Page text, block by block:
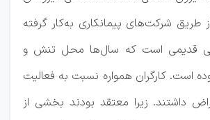
طریق شرکت‌های پیمانکاری به‌کار گرفته
قدیمی است که سال‌ها محل تنش و
است. کارگران همواره نسبت به فعالیت
داشتند. زیرا معتقد بودند بخشی از